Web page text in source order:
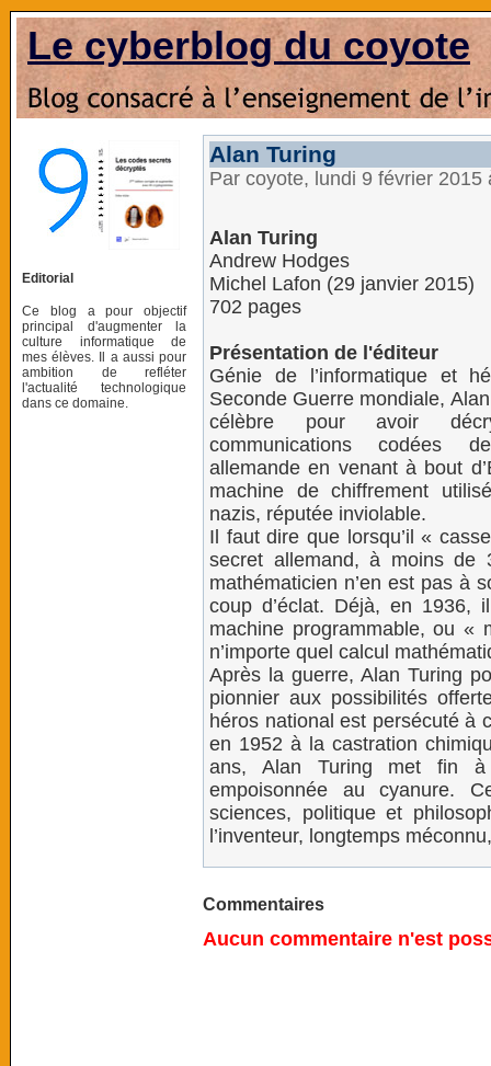
Le cyberblog du coyote
Editorial
Ce blog a pour objectif
principal d'augmenter la
culture informatique de
mes élèves. Il a aussi pour
ambition de refléter
l'actualité technologique
dans ce domaine.
Alan Turing
Par coyote, lundi 9 février
Alan Turing
Andrew Hodges
Michel Lafon (29 janvier 2015)
702 pages
Présentation de l'éditeur
Génie de l’informatique et
Seconde Guerre mondiale,
célèbre pour avoir
communications codées
allemande en venant à bout
machine de chiffrement
nazis, réputée inviolable.
Il faut dire que lorsqu’il «
secret allemand, à moins de
mathématicien n’en est pas à
coup d’éclat. Déjà, en 1936,
machine programmable, ou «
n’importe quel calcul
Après la guerre, Alan Turing
pionnier aux possibilités
héros national est persécuté à
en 1952 à la castration
ans, Alan Turing met fin
empoisonnée au cyanure.
sciences, politique et
l’inventeur, longtemps
Commentaires
Aucun commentaire n'est